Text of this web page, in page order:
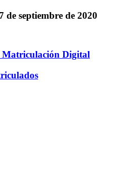
septiembre de 2020
Matriculación Digital